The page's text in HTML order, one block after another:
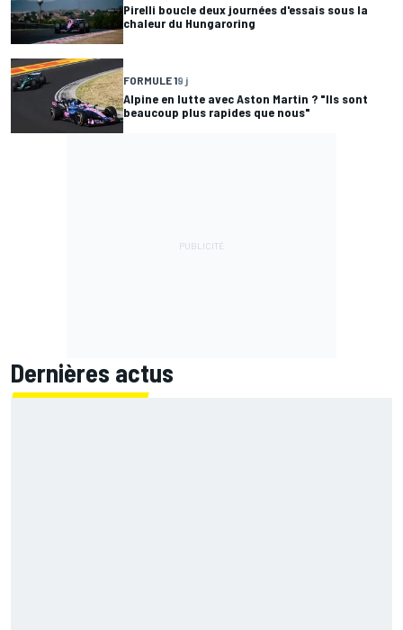
Pirelli boucle deux journées d'essais sous la
chaleur du Hungaroring
FORMULE 19 j
Alpine en lutte avec Aston Martin ? "Ils sont
beaucoup plus rapides que nous"
Dernières actus